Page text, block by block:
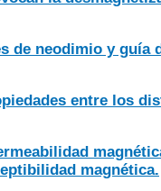
de neodimio y guía
entre los
magnética.